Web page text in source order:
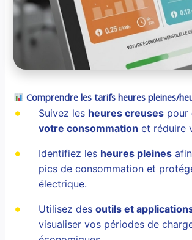
Comprendre les tarifs heures pleines/
Suivez les heures creusespour
votre consommation et réduire
Identifiez les heures pleinesafin
pics de consommation et
électrique.
Utilisez des outils et
visualiser vos périodes de